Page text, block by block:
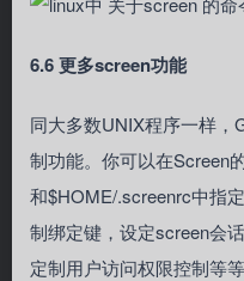
6.6 更多screen功能
同大多数UNIX程序一样，
制功能。你可以在Screen
和$HOME/.screenrc中指
制绑定键，设定screen会
定制用户访问权限控制等